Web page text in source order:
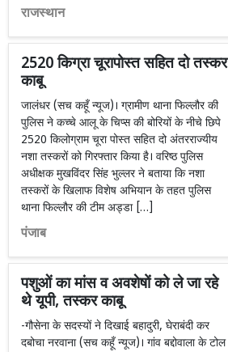
राजस्थान
2520 किग्रा चूरापोस्त सहित दो तस्कर
काबू
जालंधर (सच कहूँ न्यूज)। ग्रामीण थाना फिल्लौर की
पुलिस ने कच्चे आलू के चिप्स की बोरियों के नीचे छिपे
2520 किलोग्राम चूरा पोस्त सहित दो अंतरराज्यीय
नशा तस्करों को गिरफ्तार किया है। वरिष्ठ पुलिस
अधीक्षक मुखविंदर सिंह भुल्लर ने बताया कि नशा
तस्करों के खिलाफ विशेष अभियान के तहत पुलिस
थाना फिल्लौर की टीम अड्डा […]
पंजाब
पशुओं का मांस व अवशेषों को ले जा रहे
थे यूपी, तस्कर काबू
-गौसेना के सदस्यों ने दिखाई बहादुरी, घेराबंदी कर
दबोचा नरवाना (सच कहूँ न्यूज)। गांव बद्दोवाला के टोल